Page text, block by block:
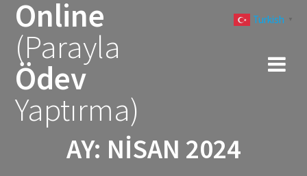
Online
(Parayla
Ödev
Yaptırma)
AY: NISAN 2024
Turkish ▼